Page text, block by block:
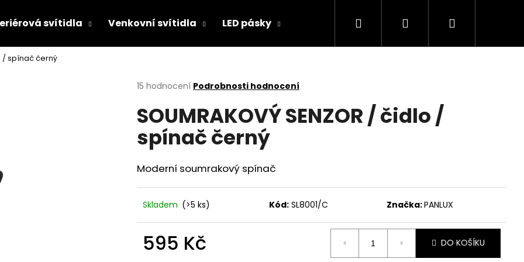
svítidla Venkovní svítidla LED pásky Hledat PřihlášeníNákupní
/ spínač černý
Průměrné
produktu
je
z
hvězdiček.
15 hodnocení Podrobnosti hodnocení
SOUMRAKOVÝ SENZOR / čidlo /
spínač černý
Moderní soumrakový spínač
Skladem (>5 ks) Kód: SL8001/C Značka:PANLUX
595 Kč DO KOŠÍKU
Co potřebujete najít?
HLEDAT
PANLUX VENKOVNÍ DOBÍJECÍ